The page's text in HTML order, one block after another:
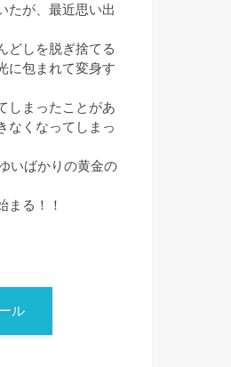
たが、最近思い出
どしを脱ぎ捨てる
に包まれて変身す
しまったことがあ
なくなってしまっ
いばかりの黄金の
まる！！
ル